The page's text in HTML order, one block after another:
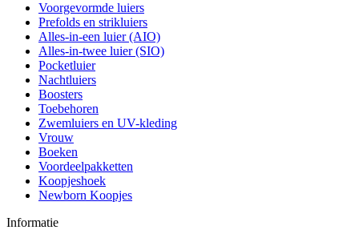
Voorgevormde luiers
Prefolds en strikluiers
Alles-in-een luier (AIO)
Alles-in-twee luier (SIO)
Pocketluier
Nachtluiers
Boosters
Toebehoren
Zwemluiers en UV-kleding
Vrouw
Boeken
Voordeelpakketten
Koopjeshoek
Newborn Koopjes
Informatie